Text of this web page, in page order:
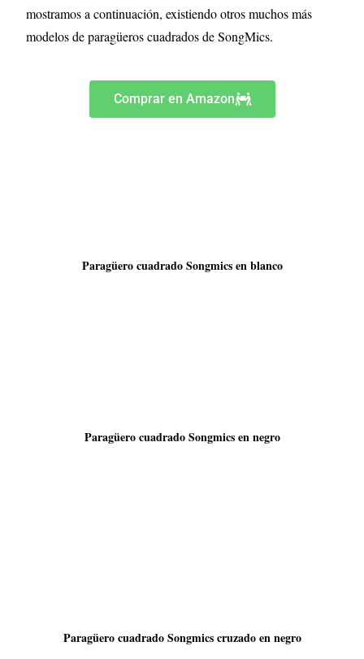
mostramos a continuación, existiendo otros muchos más
modelos de paragüeros cuadrados de SongMics.
Comprar en Amazon
Paragüero cuadrado Songmics en blanco
Paragüero cuadrado Songmics en negro
Paragüero cuadrado Songmics cruzado en negro